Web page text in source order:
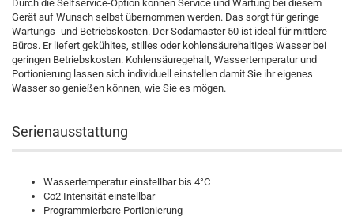
Durch die Selfservice-Option können Service und Wartung bei diesem
Gerät auf Wunsch selbst übernommen werden. Das sorgt für geringe
Wartungs- und Betriebskosten. Der Sodamaster 50 ist ideal für mittlere
Büros. Er liefert gekühltes, stilles oder kohlensäurehaltiges Wasser bei
geringen Betriebskosten. Kohlensäuregehalt, Wassertemperatur und
Portionierung lassen sich individuell einstellen damit Sie ihr eigenes
Wasser so genießen können, wie Sie es mögen.
Serienausstattung
Wassertemperatur einstellbar bis 4°C
Co2 Intensität einstellbar
Programmierbare Portionierung